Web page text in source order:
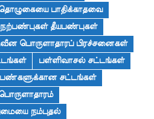
பாதிக்காதவை
நற்பண்புகள் தீயபண்புகள்
பொருளாதாரப் பிரச்சனைகள்
பள்ளிவாசல் சட்டங்கள்
சட்டங்கள்
நம்புதல்